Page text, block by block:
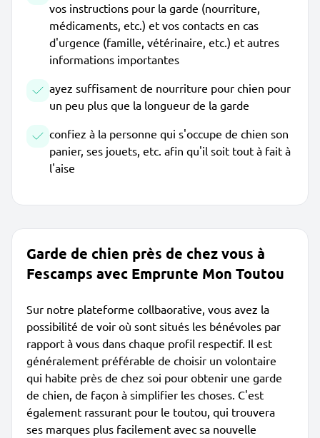
vos instructions pour la garde (nourriture,
médicaments, etc.) et vos contacts en cas
d'urgence (famille, vétérinaire, etc.) et autres
informations importantes
ayez suffisament de nourriture pour chien pour
un peu plus que la longueur de la garde
confiez à la personne qui s'occupe de chien son
panier, ses jouets, etc. afin qu'il soit tout à fait à
l'aise
Garde de chien près de chez vous à
Fescamps avec Emprunte Mon Toutou
Sur notre plateforme collbaorative, vous avez la
possibilité de voir où sont situés les bénévoles par
rapport à vous dans chaque profil respectif. Il est
généralement préférable de choisir un volontaire
qui habite près de chez soi pour obtenir une garde
de chien, de façon à simplifier les choses. C'est
également rassurant pour le toutou, qui trouvera
ses marques plus facilement avec sa nouvelle